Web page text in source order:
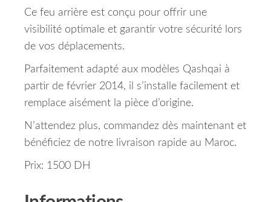
Ce feu arrière est conçu pour offrir une
visibilité optimale et garantir votre sécurité lors
de vos déplacements.
Parfaitement adapté aux modèles Qashqai à
partir de février 2014, il s’installe facilement et
remplace aisément la pièce d’origine.
N’attendez plus, commandez dès maintenant et
bénéficiez de notre livraison rapide au Maroc.
Prix: 1500 DH